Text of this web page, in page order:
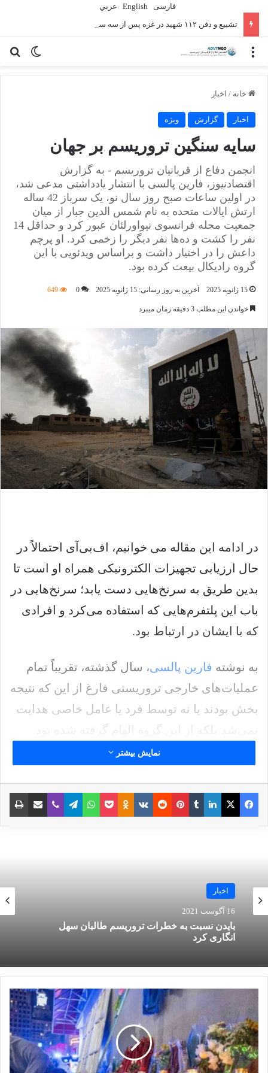
فارسی English
عربي
تشییع و دفن ۱۱۲ شهید در غزه پس از سه سال
تغییر منو
خانه / اخبار
اخبار گزارش ویژه
سایه سنگین تروریسم بر جهان
انجمن دفاع از قربانیان تروریسم - به گزارش
اقتصادنیوز، فارین پالسی با انتشار یادداشتی مدعی شد،
در اولین ساعات صبح روز سال نو، یک سرباز 42 ساله
ارتش ایالات متحده به نام شمس الدین جبار از میان
جمعیت محله فرانسوی نیواورلئان عبور کرد و حداقل 14
نفر را کشت و ده‌ها نفر دیگر را زخمی کرد. او پرچم
داعش را در اختیار داشت و براساس ویدئویی با این
گروه رادیکال بیعت کرده بود.
15 ژانویه 2025 آخرین به روز رسانی: 15 ژانویه 2025 0
649
خواندن این مطلب 3 دقیقه زمان میبرد
در ادامه این مقاله می خوانیم، اف‌بی‌آی احتمالاً در
حال ارزیابی تجهیزات الکترونیکی همراه او است تا
بدین طریق به سرنخ‌هایی دست یابد؛ سرنخ‌هایی در
باب این پلتفرم‌هایی که استفاده می‌کرد و افرادی
که با ایشان در ارتباط بود.
به نوشته فارین پالسی، سال گذشته، تقریباً تمام
عملیات‌های خارجی تروریستی فارغ از این که نتیجه
بخش بودند یا نه توسط فرد یا عامل خاصی هدایت
نمی‌شد بلکه از این گروه الهام گرفته شده بود.
به ادعای این نشریه، این گزاره شاهکاری خیره
کننده است؛ داعش به طور موثری از برند خود در
سراسر جهان برای الهام بخشیدن به خشونت و
نوشته های مشابه
سال 2022: افغانستان همچنان در
صدر متاثرین از تروریسم
بررسی فیلم‌ها و سریال‌های ایرانی
با موضوع داعش
19 می 2025
نمایش بیشتر
فیس بوک X لینکدین‫تامبلر‫پین‌ترست
‫رددیت‫VKontakte
‫Odnoklassniki
پاکتواتس آپ تلگراموایبر اشتراک گذاری از طریق ایمیل
اخبار
16 آگوست 2021
بایدن نسبت به خطرات تروریسم طالبان سهل
انگاری کرد